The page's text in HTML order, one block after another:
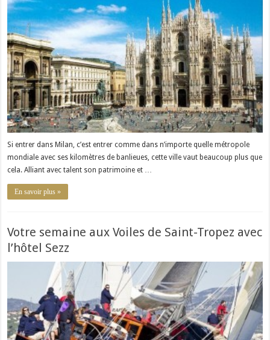
Si entrer dans Milan, c’est entrer comme dans n’importe quelle métropole
mondiale avec ses kilomètres de banlieues, cette ville vaut beaucoup plus que
cela. Alliant avec talent son patrimoine et …
En savoir plus »
Votre semaine aux Voiles de Saint-Tropez avec
l’hôtel Sezz